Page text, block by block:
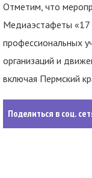
Отметим, что
Медиаэстафеты «17
профессиональных
организаций и
включая Пермский
Поделиться в соц.